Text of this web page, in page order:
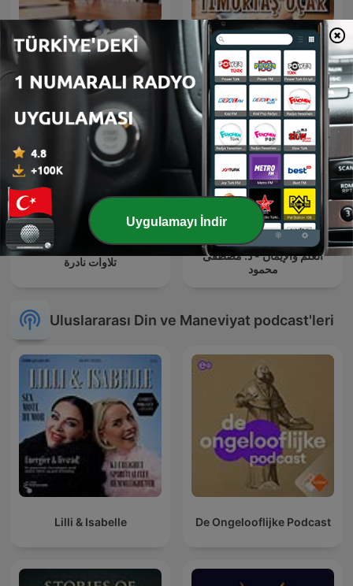
Cübbeli Ahmet Hoca Timurtaş Uçar — Vaaz
تلاوات نادرة
العلم والإيمان - د. مصطفى
محمود
Uluslararası Din ve Maneviyat podcast'leri
Lilli & Isabelle De Ongelooflijke Podcast
Uygulamayı İndir